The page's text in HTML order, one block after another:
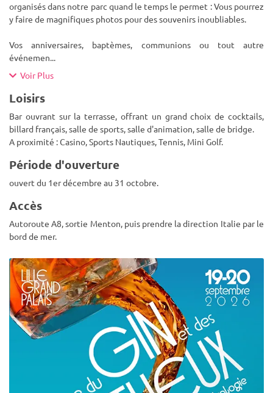
organisés dans notre parc quand le temps le permet : Vous pourrez
y faire de magnifiques photos pour des souvenirs inoubliables.
Vos anniversaires, baptèmes, communions ou tout autre
événemen...
Voir Plus
Loisirs
Bar ouvrant sur la terrasse, offrant un grand choix de cocktails,
billard français, salle de sports, salle d'animation, salle de bridge.
A proximité : Casino, Sports Nautiques, Tennis, Mini Golf.
Période d'ouverture
ouvert du 1er décembre au 31 octobre.
Accès
Autoroute A8, sortie Menton, puis prendre la direction Italie par le
bord de mer.